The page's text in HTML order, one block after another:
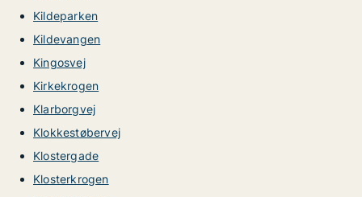
Kildeparken
Kildevangen
Kingosvej
Kirkekrogen
Klarborgvej
Klokkestøbervej
Klostergade
Klosterkrogen